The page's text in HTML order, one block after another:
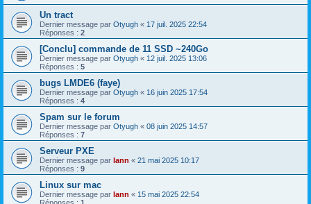
Un tract
Dernier message par Otyugh « 17 juil. 2025 22:54
Réponses : 2
[Conclu] commande de 11 SSD ~240Go
Dernier message par Otyugh « 12 juil. 2025 13:06
Réponses : 5
bugs LMDE6 (faye)
Dernier message par Otyugh « 16 juin 2025 17:54
Réponses : 4
Spam sur le forum
Dernier message par Otyugh « 08 juin 2025 14:57
Réponses : 7
Serveur PXE
Dernier message par lann « 21 mai 2025 10:17
Réponses : 9
Linux sur mac
Dernier message par lann « 15 mai 2025 22:54
Réponses : 1